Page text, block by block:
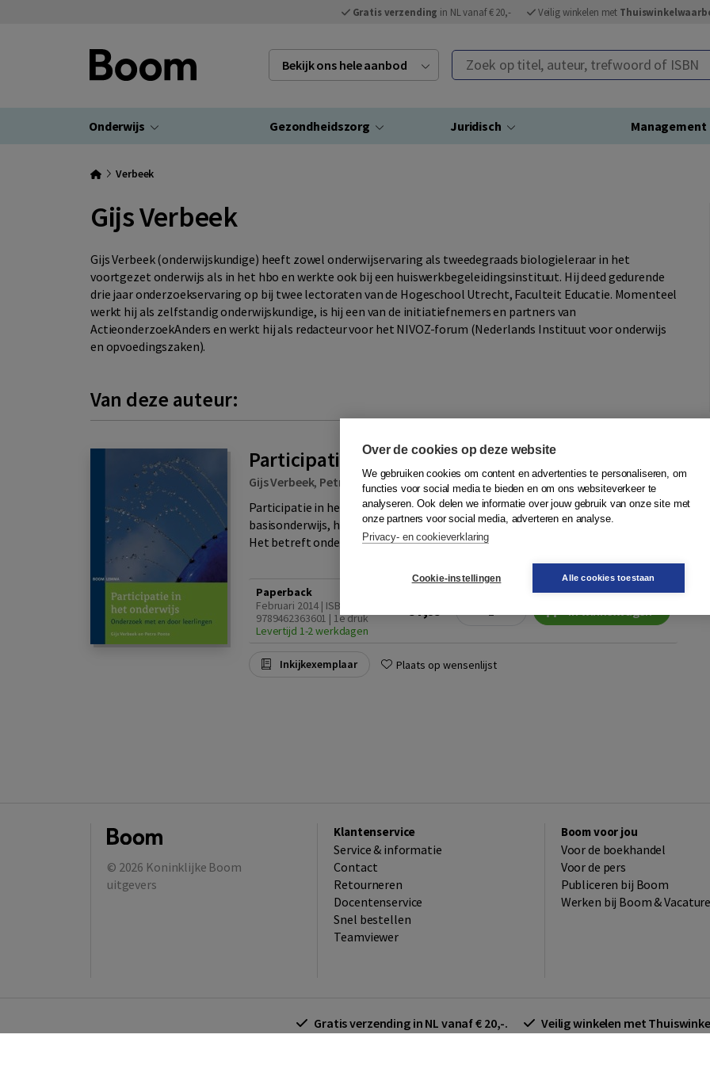
Gratis verzending in NL vanaf € 20,- Veilig winkelen met
Bekijk ons hele aanbod Zoek op titel, auteur, trefwoord of ISBN
Onderwijs Gezondheidszorg Juridisch Management
Verbeek
Gijs Verbeek
Gijs Verbeek (onderwijskundige) heeft zowel onderwijservaring als tweedegraads biologieleraar in het
voortgezet onderwijs als in het hbo en werkte ook bij een huiswerkbegeleidingsinstituut. Hij deed gedurende
drie jaar onderzoekservaring op bij twee lectoraten van de Hogeschool Utrecht, Faculteit Educatie. Momenteel
werkt hij als zelfstandig onderwijskundige, is hij een van de initiatiefnemers en partners van
ActieonderzoekAnders en werkt hij als redacteur voor het NIVOZ-forum (Nederlands Instituut voor onderwijs
en opvoedingszaken).
Van deze auteur:
Participatie in het onderwijs
Gijs Verbeek, Petra Ponte|Boom
Participatie in het onderwijs gaat over ‘onderzoek met en door leerlingen’ in het
basisonderwijs, het voortgezet onderwijs en het middelbaar beroepsonderwijs.
Het betreft onderzoek naar de visies d...Meer
Paperback
Februari 2014 | ISBN
9789462363601 | 1e druk
Levertijd 1-2 werkdagen
57,95 − + In winkelwagen
Inkijkexemplaar Plaats op wensenlijst
© 2026 Koninklijke Boom
uitgevers
Klantenservice
Service & informatie
Contact
Retourneren
Docentenservice
Snel bestellen
Teamviewer
Boom voor jou
Voor de boekhandel
Voor de pers
Publiceren bij Boom
Werken bij Boom &
Gratis verzending in NL vanaf € 20,-. Veilig winkelen met
Over de cookies op deze website
We gebruiken cookies om content en advertenties te personaliseren, om
functies voor social media te bieden en om ons websiteverkeer te
analyseren. Ook delen we informatie over jouw gebruik van onze site met
onze partners voor social media, adverteren en analyse.
Privacy- en cookieverklaring
Cookie-instellingen Alle cookies toestaan